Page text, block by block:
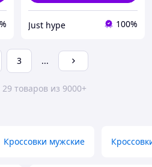
Just hype 100%
3 ...
товаров из 9000+
Кроссовки мужские